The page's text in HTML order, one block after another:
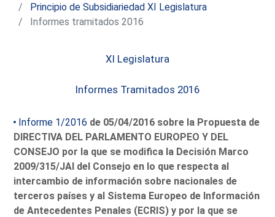
Principio de Subsidiariedad XI Legislatura
Informes tramitados 2016
XI Legislatura
Informes Tramitados 2016
Informe 1/2016 de 05/04/2016 sobre la Propuesta de
DIRECTIVA DEL PARLAMENTO EUROPEO Y DEL
CONSEJO por la que se modifica la Decisión Marco
2009/315/JAI del Consejo en lo que respecta al
intercambio de información sobre nacionales de
terceros países y al Sistema Europeo de Información
de Antecedentes Penales (ECRIS) y por la que se